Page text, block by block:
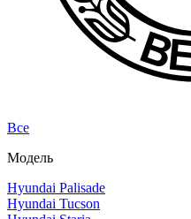
Все
Модель
Hyundai Palisade
Hyundai Tucson